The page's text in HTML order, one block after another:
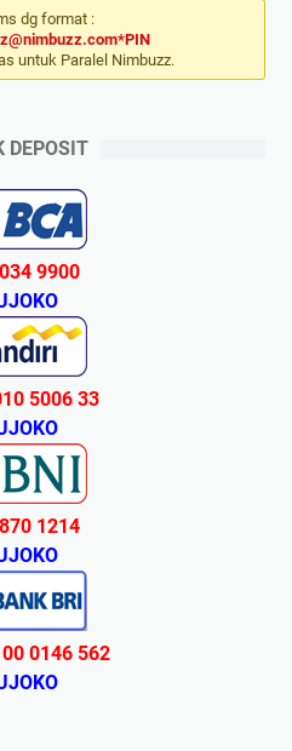
dg format :
untuk Paralel Nimbuzz.
DEPOSIT
9900
5006 33
1214
0146 562